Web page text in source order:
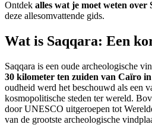
Ontdek alles wat je moet weten over
deze allesomvattende gids.
Wat is Saqqara: Een
Saqqara is een oude archeologische
30 kilometer ten zuiden van Caïro
oudheid werd het beschouwd als een
kosmopolitische steden ter wereld.
door UNESCO uitgeroepen tot
van de grootste archeologische